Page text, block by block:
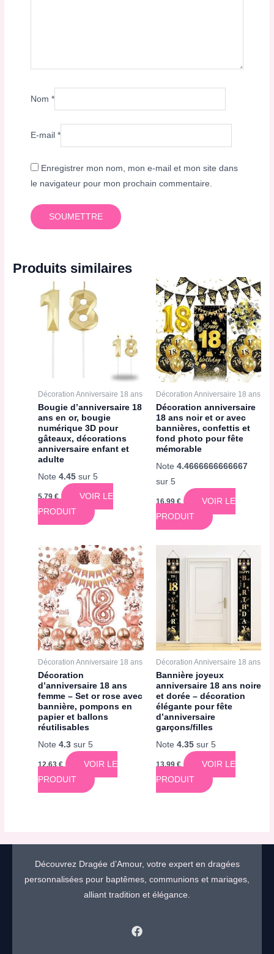
Nom*
E-mail*
Enregistrer mon nom, mon e-mail et mon site dans
le navigateur pour mon prochain commentaire.
Produits similaires
Décoration Anniversaire 18 ans
Bougie d’anniversaire 18
ans en or, bougie
numérique 3D pour
gâteaux, décorations
anniversaire enfant et
adulte
Note4.45 sur 5
5,79€
VOIR LE
PRODUIT
Décoration Anniversaire 18 ans
Décoration anniversaire
18 ans noir et or avec
bannières, confettis et
fond photo pour fête
mémorable
Note 4.4666666666667
sur 5
16,99 €
VOIR LE
PRODUIT
Décoration Anniversaire 18 ans
Décoration
d’anniversaire 18 ans
femme – Set or rose avec
bannière, pompons en
papier et ballons
réutilisables
Note4.3 sur 5
12,63€
VOIR LE
PRODUIT
Décoration Anniversaire 18 ans
Bannière joyeux
anniversaire 18 ans noire
et dorée – décoration
élégante pour fête
d’anniversaire
garçons/filles
Note 4.35sur 5
13,99 €
VOIR LE
PRODUIT
Découvrez Dragée d’Amour, votre expert en dragées
personnalisées pour baptêmes, communions et mariages,
alliant tradition et élégance.